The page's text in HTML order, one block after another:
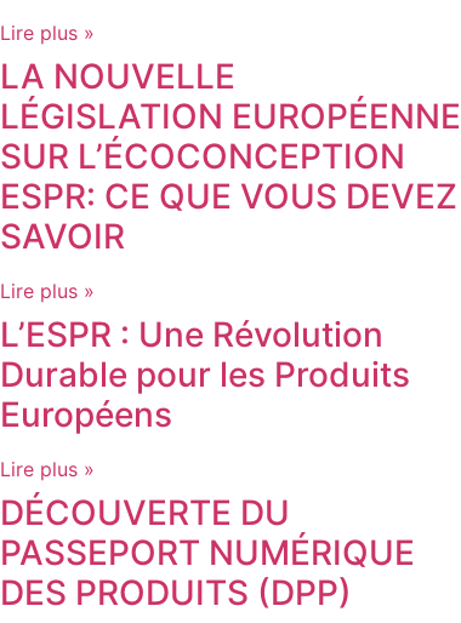
Lire plus »
LA NOUVELLE
LÉGISLATION EUROPÉENNE
SUR L’ÉCOCONCEPTION
ESPR: CE QUE VOUS DEVEZ
SAVOIR
Lire plus »
L’ESPR : Une Révolution
Durable pour les Produits
Européens
Lire plus »
DÉCOUVERTE DU
PASSEPORT NUMÉRIQUE
DES PRODUITS (DPP)